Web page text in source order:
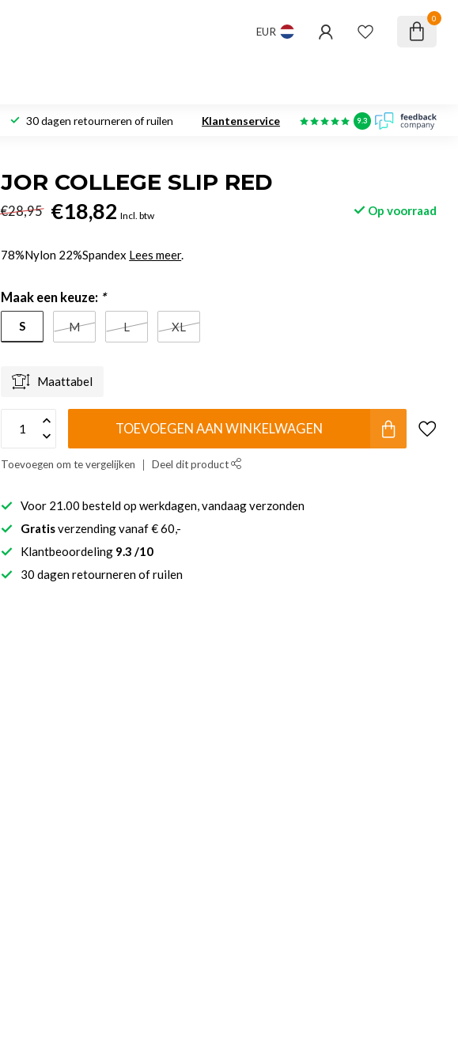
EUR
0
30 dagen retourneren of ruilen Klantenservice 9.3
JOR COLLEGE SLIP RED
€28,95 €18,82 Incl. btw Op voorraad
78%Nylon 22%Spandex Lees meer.
Maak een keuze: *
S M L XL
Maattabel
TOEVOEGEN AAN WINKELWAGEN
Toevoegen om te vergelijken Deel dit product
Voor 21.00 besteld op werkdagen, vandaag verzonden
Gratisverzending vanaf € 60,-
Klantbeoordeling 9.3 /10
30 dagen retourneren of ruilen